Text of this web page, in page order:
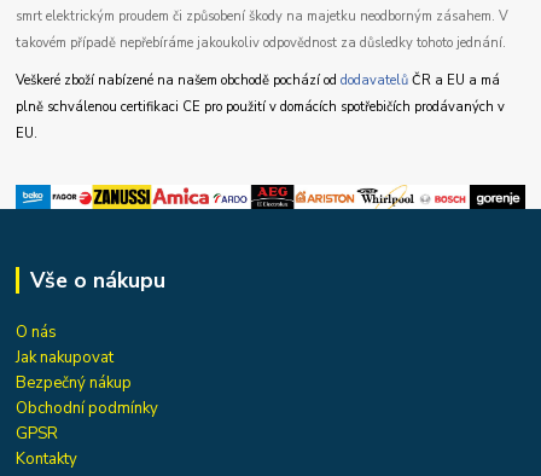
smrt elektrickým proudem či způsobení škody na majetku neodborným zásahem. V
takovém případě nepřebíráme jakoukoliv odpovědnost za důsledky tohoto jednání.
Veškeré zboží nabízené na našem obchodě pochází oddodavatelů ČR a EU a má
plně schválenou certifikaci CE pro použití v domácích spotřebičích prodávaných v
EU.
Vše o nákupu
O nás
Jak nakupovat
Bezpečný nákup
Obchodní podmínky
GPSR
Kontakty